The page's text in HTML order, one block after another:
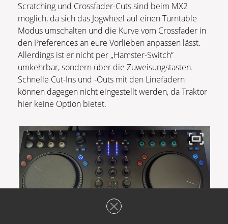
Scratching und Crossfader-Cuts sind beim MX2
möglich, da sich das Jogwheel auf einen Turntable
Modus umschalten und die Kurve vom Crossfader in
den Preferences an eure Vorlieben anpassen lässt.
Allerdings ist er nicht per „Hamster-Switch“
umkehrbar, sondern über die Zuweisungstasten.
Schnelle Cut-Ins und -Outs mit den Linefadern
können dagegen nicht eingestellt werden, da Traktor
hier keine Option bietet.